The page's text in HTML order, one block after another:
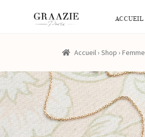
ACCUEIL
Accueil› Shop › Femme